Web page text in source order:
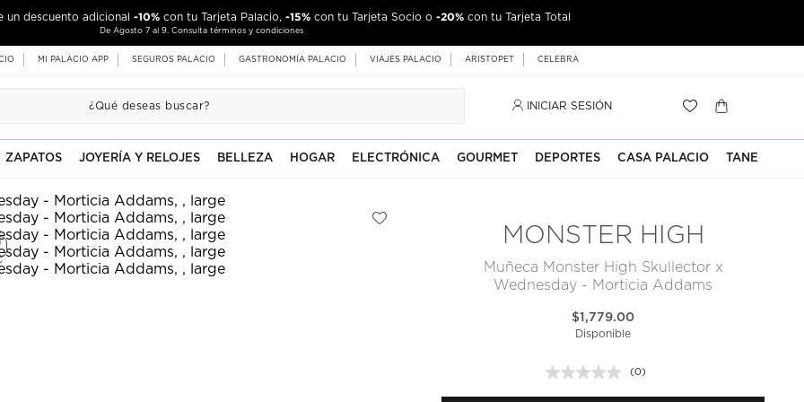
un descuento adicional -10% con tu Tarjeta Palacio, -15% con tu Tarjeta Socio o -20% con tu Tarjeta Total
De Agosto 7 al 9. Consulta términos y condiciones
MI PALACIO APP SEGUROS PALACIO GASTRONOMÍA PALACIO VIAJES PALACIO ARISTOPET CELEBRA
INICIAR SESIÓN
ZAPATOS JOYERÍA Y RELOJES BELLEZA HOGAR ELECTRÓNICA GOURMET DEPORTES CASA PALACIO TANE
MONSTER HIGH
Muñeca Monster High Skullector x
Wednesday - Morticia Addams
$1,779.00
Disponible
Sin
puntuación.
(0)